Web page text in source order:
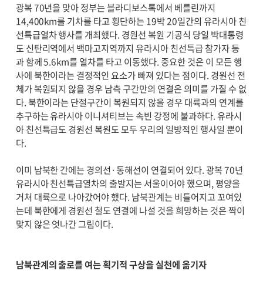
광복 70년을 맞아 정부는 블라디보스톡에서 베를린까지
14,400km를 기차를 타고 횡단하는 19박 20일간의 유라시아 친
선특급열차 행사를 개최했다. 경원선 복원 기공식 당일 박대통령
도 신탄리역에서 백마고지역까지 유라시아 친선특급 참가자 등
과 함께 5.6km를 열차를 타고 이동했다. 중요한 것은 이 모든 행
사에 북한이라는 결정적인 요소가 빠져 있다는 점이다. 경원선 전
체가 복원되지 않을 경우 남측 구간만의 연결은 의미를 가질 수 없
다. 북한이라는 단절구간이 복원되지 않을 경우 대륙과의 연계를
추구하는 유라시아 이니셔티브는 속빈 강정에 불과하다. 유라시
아 친선특급도 경원선 복원도 모두 우리의 일방적인 행사일 뿐이
다.
이미 남북한 간에는 경의선·동해선이 연결되어 있다. 광복 70년
유라시아 친선특급열차의 출발지는 서울이어야 했으며, 평양을
거쳐 대륙으로 나아갔어야 했다. 남북관계는 비틀어지고 꼬여있
는데 북한에게 경원선 철도 연결에 나설 것을 희망하는 것은 짝이
맞지 않은 엇나간 그림이다.
남북관계의 출로를 여는 획기적 구상을 실천에 옮기자